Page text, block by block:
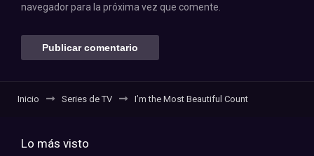
navegador para la próxima vez que comente.
Inicio Series de TV I’m the Most Beautiful Count
Lo más visto